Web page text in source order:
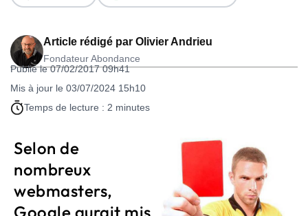
Article rédigé par Olivier Andrieu
Fondateur Abondance
Publié le 07/02/2017 09h41
Mis à jour le 03/07/2024 15h10
Temps de lecture : 2 minutes
Selon de
nombreux
webmasters,